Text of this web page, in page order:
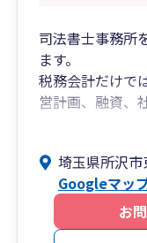
司法書士事務所
ます。
税務会計だけで
営計画、融資、
ど）全般に明る
めて相談できま
詳しくはホーム
ＨＰ：https://
電話：04-2951-
埼玉県所沢
Googleマッ
お